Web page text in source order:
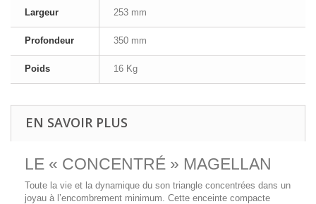
Largeur 253 mm
Profondeur 350 mm
Poids 16 Kg
EN SAVOIR PLUS
LE « CONCENTRÉ » MAGELLAN
Toute la vie et la dynamique du son triangle concentrées dans un
joyau à l’encombrement minimum. Cette enceinte compacte